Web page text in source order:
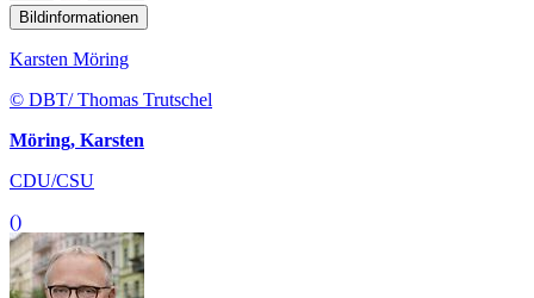
Bildinformationen
Karsten Möring
© DBT/ Thomas Trutschel
Möring, Karsten
CDU/CSU
()